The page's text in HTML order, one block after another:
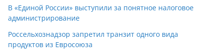
В «Единой России» выступили за понятное налоговое
администрирование
Россельхознадзор запретил транзит одного вида
продуктов из Евросоюза